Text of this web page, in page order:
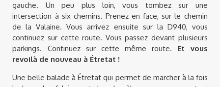
gauche. Un peu plus loin, vous tombez sur une
intersection à six chemins. Prenez en face, sur le chemin
de la Valaine. Vous arrivez ensuite sur la D940, vous
continuez sur cette route. Vous passez devant plusieurs
parkings. Continuez sur cette même route. Et vous
revoilà de nouveau à Étretat !
Une belle balade à Étretat qui permet de marcher à la fois